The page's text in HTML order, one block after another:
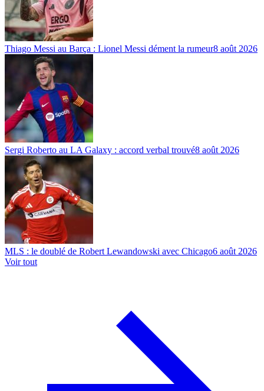
Thiago Messi au Barça : Lionel Messi dément la rumeur8 août 2026
Sergi Roberto au LA Galaxy : accord verbal trouvé8 août 2026
MLS : le doublé de Robert Lewandowski avec Chicago6 août 2026
Voir tout